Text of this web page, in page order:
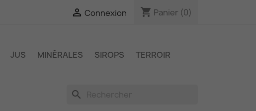
 Connexion shopping_cart Panier (0)
JUS MINÉRALES SIROPS
TERROIR
search